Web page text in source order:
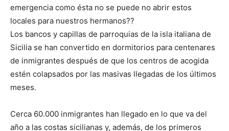
emergencia como ésta no se puede no abrir estos
locales para nuestros hermanos??
Los bancos y capillas de parroquias de la isla italiana de
Sicilia se han convertido en dormitorios para centenares
de inmigrantes después de que los centros de acogida
estén colapsados por las masivas llegadas de los últimos
meses.
Cerca 60.000 inmigrantes han llegado en lo que va del
año a las costas sicilianas y, además, de los primeros